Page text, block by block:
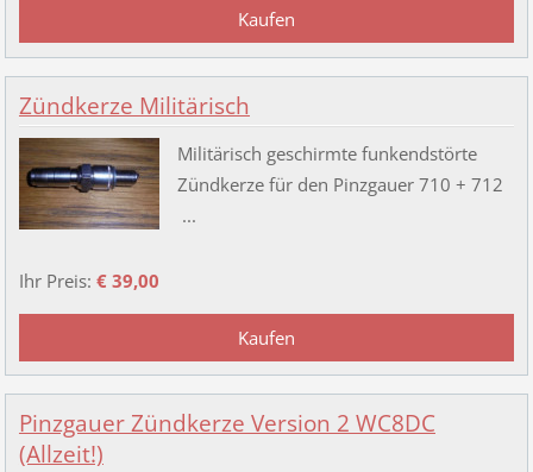
Zündkerze Militärisch
Militärisch geschirmte funkendstörte
Zündkerze für den Pinzgauer 710 + 712
...
Ihr Preis: € 39,00
Pinzgauer Zündkerze Version 2 WC8DC
(Allzeit!)